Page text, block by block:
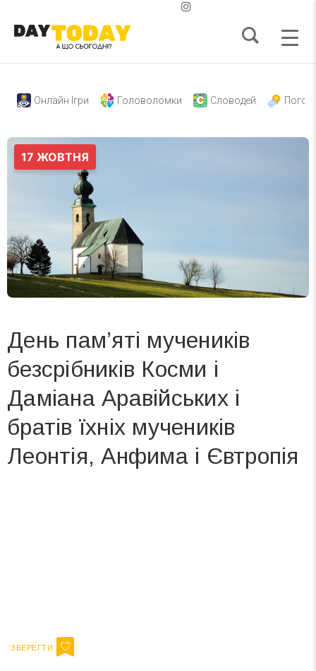
Онлайн Ігри Головоломки Словодей
День пам’яті мучеників
безсрібників Косми і
Даміана Аравійських і
братів їхніх мучеників
Леонтія, Анфима і Євтропія